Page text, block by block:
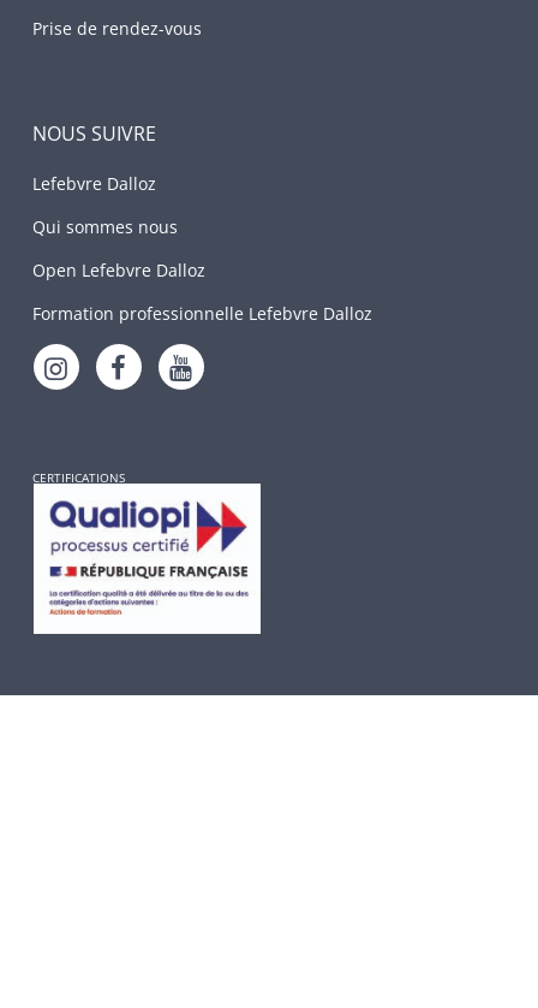
Prise de rendez-vous
NOUS SUIVRE
Lefebvre Dalloz
Qui sommes nous
Open Lefebvre Dalloz
Formation professionnelle Lefebvre Dalloz
CERTIFICATIONS